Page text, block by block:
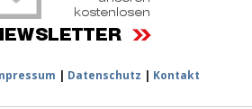
| Datenschutz | Kontakt